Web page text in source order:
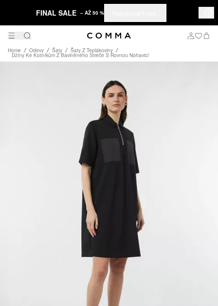
FINAL SALE – AŽ 50 %
Home Odevy Šaty Šaty Z Teplákoviny
Džíny Ke Kotníkům Z Bavlněného Streče S Rovnou Nohavicí